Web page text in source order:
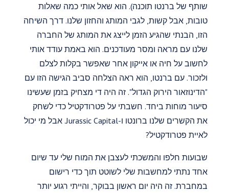
שותף של ברנטו תוכנה). הוא שאל אותי כמה שאלות
טובות, אבל קשות, לגבי המותג והחזון שלנו. דרך השיחה
הזו, הבנתי שהגיע הזמן לייצג את המותג של החברה
שלנו עם מראה ומסר מעודכנים. הוא באמת עודד אותי
לחשוב על חיה או אייקון אחר שאפשר בקלות לצלם
ולזכור. עם ברנטו, הוא ראה הצלחה סביב הגישה הזו עם
"הדינוזאור הירוק הגדול". זה היה די מצחיק בזמן שעשינו
סיעור מוחות ביחד. חשבתי על פטרודקטיל כדי לשחק
את הקשרים שלנו ברונטו ו-Jurassic Capital. אבל מי יכול
לאיית פטרודקטיל?
שבועות חלפו והמשכתי לעצבן את המוח שלי עד שיום
אחד נתתי למחשבות שלי לשוטט תוך כדי רישום
במחברת. זה היה יום ראשון בבוקר, והייתי רגוע יותר